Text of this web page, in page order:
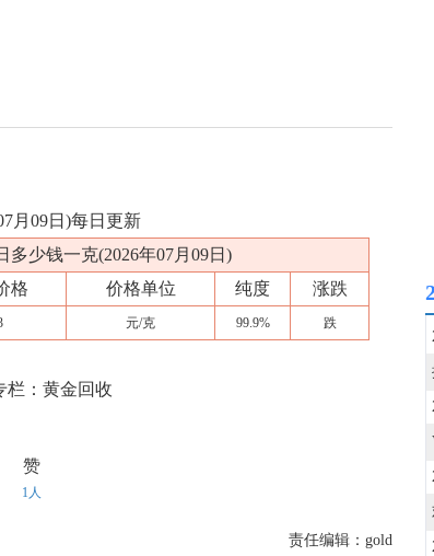
月09日)每日更新
多少钱一克(2026年07月09日)
格 价格单位 纯度 涨跌
元/克 99.9% 跌
栏：黄金回收
赞
1人
责任编辑：gold